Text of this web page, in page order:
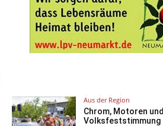
Aus der Region
Chrom, Motoren und
Volksfeststimmung